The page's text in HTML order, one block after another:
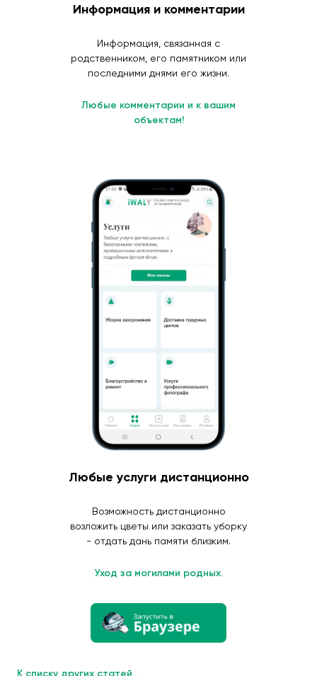
Информация и комментарии
Информация, связанная с
родственником, его памятником или
последними днями его жизни.
Любые комментарии и к вашим
объектам!
Любые услуги дистанционно
Возможность дистанционно
возложить цветы или заказать уборку
- отдать дань памяти близким.
Уход за могилами родных.
К списку других статей...